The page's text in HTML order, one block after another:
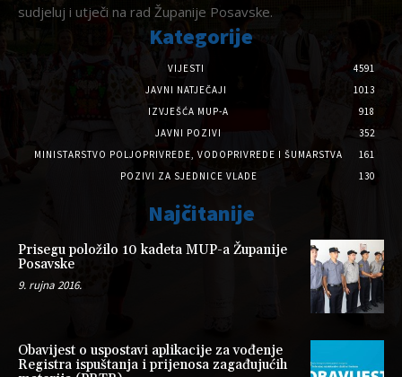
sudjeluj i utječi na rad Županije Posavske.
Kategorije
VIJESTI
4591
JAVNI NATJEČAJI
1013
IZVJEŠĆA MUP-A
918
JAVNI POZIVI
352
MINISTARSTVO POLJOPRIVREDE, VODOPRIVREDE I ŠUMARSTVA
161
POZIVI ZA SJEDNICE VLADE
130
Najčitanije
Prisegu položilo 10 kadeta MUP-a Županije
Posavske
9. rujna 2016.
Obavijest o uspostavi aplikacije za vođenje
Registra ispuštanja i prijenosa zagađujućih